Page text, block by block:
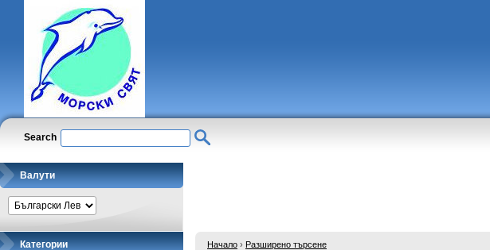
Search
Валути
Категории Начало › Разширено търсене